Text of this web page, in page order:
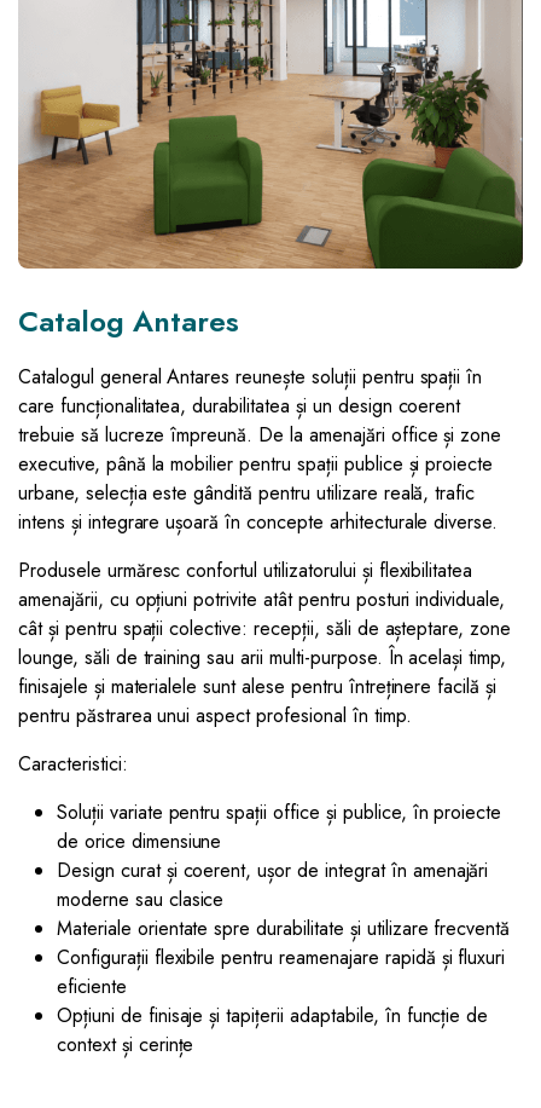
Catalog Antares
Catalogul general Antares reunește soluții pentru spații în
care funcționalitatea, durabilitatea și un design coerent
trebuie să lucreze împreună. De la amenajări office și zone
executive, până la mobilier pentru spații publice și proiecte
urbane, selecția este gândită pentru utilizare reală, trafic
intens și integrare ușoară în concepte arhitecturale diverse.
Produsele urmăresc confortul utilizatorului și flexibilitatea
amenajării, cu opțiuni potrivite atât pentru posturi individuale,
cât și pentru spații colective: recepții, săli de așteptare, zone
lounge, săli de training sau arii multi-purpose. În același timp,
finisajele și materialele sunt alese pentru întreținere facilă și
pentru păstrarea unui aspect profesional în timp.
Caracteristici:
Soluții variate pentru spații office și publice, în proiecte
de orice dimensiune
Design curat și coerent, ușor de integrat în amenajări
moderne sau clasice
Materiale orientate spre durabilitate și utilizare frecventă
Configurații flexibile pentru reamenajare rapidă și fluxuri
eficiente
Opțiuni de finisaje și tapițerii adaptabile, în funcție de
context și cerințe